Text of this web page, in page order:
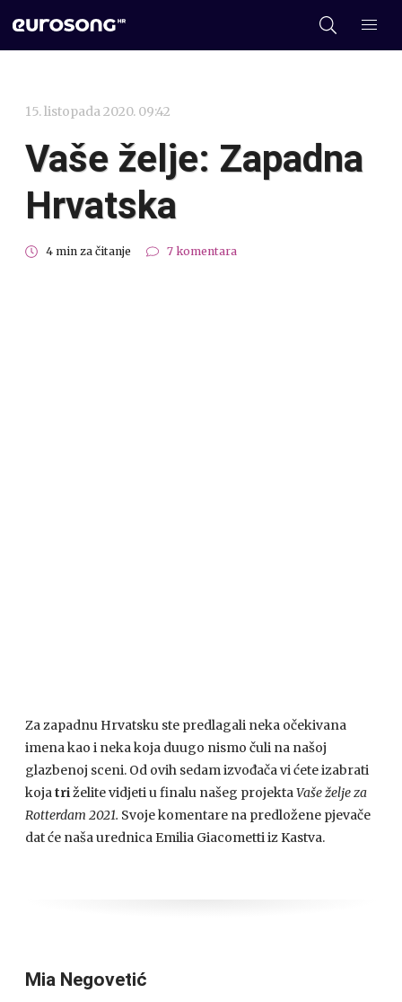
15. listopada 2020. 09:42
Vaše želje: Zapadna
Hrvatska
4 min za čitanje 7 komentara
Za zapadnu Hrvatsku ste predlagali neka očekivana
imena kao i neka koja duugo nismo čuli na našoj
glazbenoj sceni. Od ovih sedam izvođača vi ćete izabrati
kojatriželite vidjeti u finalu našeg projektaVaše želje za
Rotterdam 2021. Svoje komentare na predložene pjevače
dat će naša urednica Emilia Giacometti iz Kastva.
Mia Negovetić